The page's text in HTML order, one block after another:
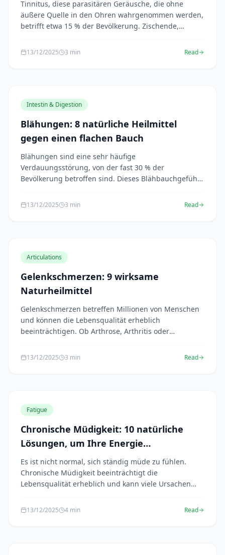
Tinnitus, diese parasitären Geräusche, die ohne
äußere Quelle in den Ohren wahrgenommen werden,
betrifft etwa 15 % der Bevölkerung. Zischende,
13/12/2025 3 min Read
Intestin & Digestion
Blähungen: 8 natürliche Heilmittel
gegen einen flachen Bauch
Blähungen sind eine sehr häufige
Verdauungsstörung, von der fast 30 % der
Bevölkerung betroffen sind. Dieses Blähbauchgefühl,
13/12/2025 3 min Read
Articulations
Gelenkschmerzen: 9 wirksame
Naturheilmittel
Gelenkschmerzen betreffen Millionen von Menschen
und können die Lebensqualität erheblich
beeinträchtigen. Ob Arthrose, Arthritis oder
13/12/2025 3 min Read
Fatigue
Chronische Müdigkeit: 10 natürliche
Lösungen, um Ihre Energie
wiederzugewinnen
Es ist nicht normal, sich ständig müde zu fühlen.
Chronische Müdigkeit beeinträchtigt die
Lebensqualität erheblich und kann viele Ursachen
13/12/2025 4 min Read